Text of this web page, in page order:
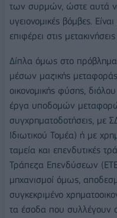
των συρμών, ώστε αυτά
υγειονομικές βόμβες.
επιφέρει στις μετακινήσεις
Δίπλα όμως στο
μέσων μαζικής
οικονομικής φύσης,
έργα υποδομών
συγχρηματοδοτήσεις, με
Ιδιωτικού Τομέα) ή με
ταμεία και επενδυτικές
Τράπεζα Επενδύσεων
μηχανισμοί όμως,
συγκεκριμένο
τα έσοδα που συλλέγουν